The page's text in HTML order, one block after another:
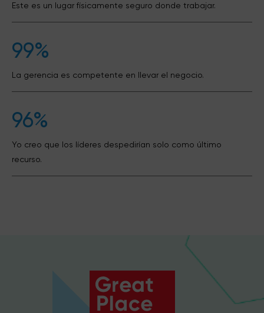
Este es un lugar físicamente seguro donde trabajar.
99%
La gerencia es competente en llevar el negocio.
96%
Yo creo que los líderes despedirían solo como último
recurso.